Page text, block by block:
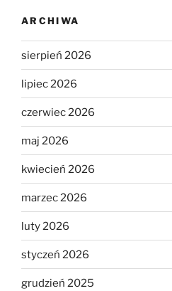
ARCHIWA
sierpień 2026
lipiec 2026
czerwiec 2026
maj 2026
kwiecień 2026
marzec 2026
luty 2026
styczeń 2026
grudzień 2025